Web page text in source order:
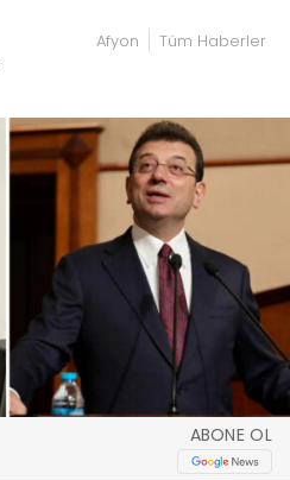
Afyon Tüm Haberler
ABONE OL